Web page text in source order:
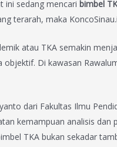
ini sedang mencari bimbel
terarah, maka
atau TKA semakin
objektif. Di kawasan
dari Fakultas Ilmu
kemampuan analisis dan
TKA bukan sekadar